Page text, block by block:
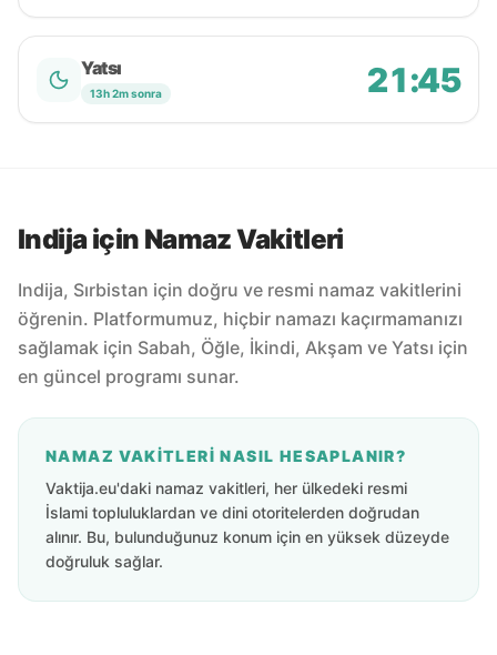
Yatsı
13h 2m sonra 21:45
Indija için Namaz Vakitleri
Indija, Sırbistan için doğru ve resmi namaz vakitlerini
öğrenin. Platformumuz, hiçbir namazı kaçırmamanızı
sağlamak için Sabah, Öğle, İkindi, Akşam ve Yatsı için
en güncel programı sunar.
NAMAZ VAKITLERI NASIL HESAPLANIR?
Vaktija.eu'daki namaz vakitleri, her ülkedeki resmi
İslami topluluklardan ve dini otoritelerden doğrudan
alınır. Bu, bulunduğunuz konum için en yüksek düzeyde
doğruluk sağlar.